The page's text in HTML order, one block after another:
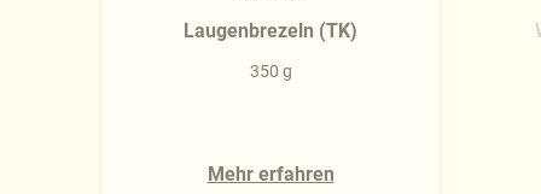
Laugenbrezeln (TK)
350 g
Mehr erfahren